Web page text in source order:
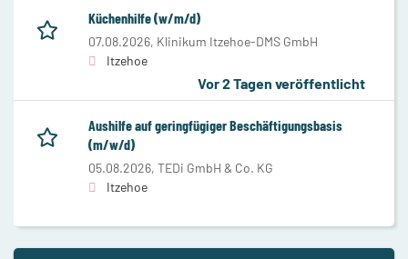
Küchenhilfe (w/m/d)
07.08.2026, Klinikum Itzehoe-DMS GmbH
Itzehoe
Vor 2 Tagen veröffentlicht
Aushilfe auf geringfügiger Beschäftigungsbasis
(m/w/d)
05.08.2026, TEDi GmbH & Co. KG
Itzehoe